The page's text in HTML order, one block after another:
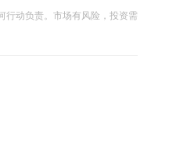
行动负责。市场有风险，投资需